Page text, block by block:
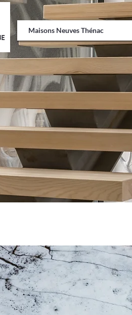
Projets en Cours Projets Finalisés
Maisons Neuves Thénac